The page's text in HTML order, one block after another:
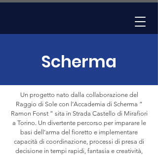
Scherma
Un progetto nato dalla collaborazione del
Raggio di Sole con l’Accademia di Scherma “
Ramon Fonst ” sita in Strada Castello di Mirafiori
a Torino. Un divertente percorso per imparare le
basi dell’arma del fioretto e implementare
capacità di coordinazione, processi di presa di
decisione in tempi rapidi, fantasia e creatività,